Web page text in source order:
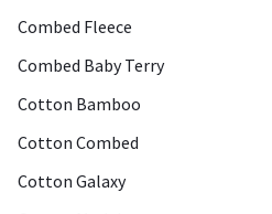
Combed Fleece
Combed Baby Terry
Cotton Bamboo
Cotton Combed
Cotton Galaxy